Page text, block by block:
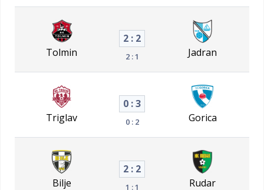
Tolmin
2 : 2
2 : 1 Jadran
Triglav
0 : 3
0 : 2 Gorica
Bilje
2 : 2
1 : 1 Rudar